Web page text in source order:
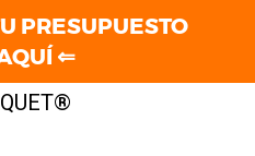
PRESUPUESTO
⇐